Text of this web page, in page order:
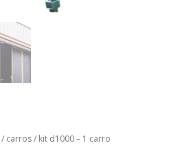
/ carros/ kit d1000 – 1 carro